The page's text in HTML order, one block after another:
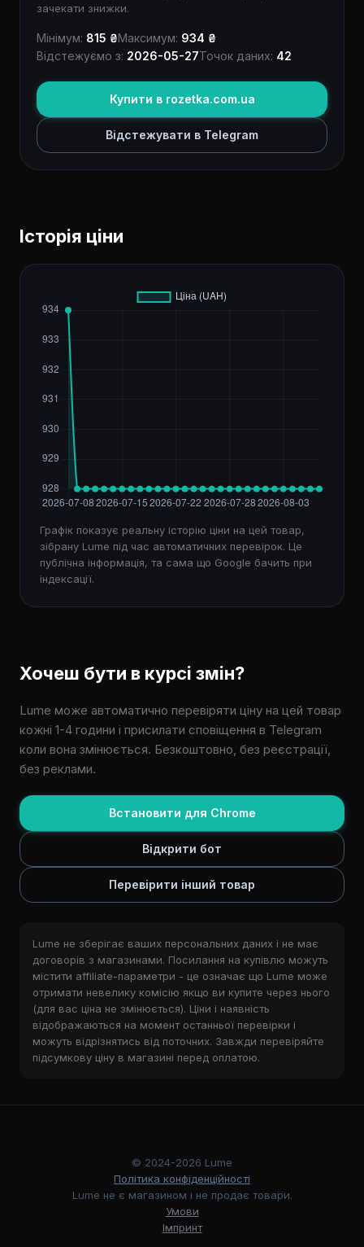
зачекати знижки.
Мінімум: 815 ₴Максимум: 934 ₴
Відстежуємо з: 2026-05-27Точок даних: 42
Купити в rozetka.com.ua
Відстежувати в Telegram
Історія ціни
Графік показує реальну історію ціни на цей товар,
зібрану Lume під час автоматичних перевірок. Це
публічна інформація, та сама що Google бачить при
індексації.
Хочеш бути в курсі змін?
Lume може автоматично перевіряти ціну на цей товар
кожні 1-4 години і присилати сповіщення в Telegram
коли вона змінюється. Безкоштовно, без реєстрації,
без реклами.
Встановити для Chrome
Відкрити бот
Перевірити інший товар
Lume не зберігає ваших персональних даних і не має
договорів з магазинами. Посилання на купівлю можуть
містити affiliate-параметри - це означає що Lume може
отримати невелику комісію якщо ви купите через нього
(для вас ціна не змінюється). Ціни і наявність
відображаються на момент останньої перевірки і
можуть відрізнятись від поточних. Завжди перевіряйте
підсумкову ціну в магазині перед оплатою.
© 2024-2026 Lume
Політика конфіденційності
Lume не є магазином і не продає товари.
Умови
Імпринт